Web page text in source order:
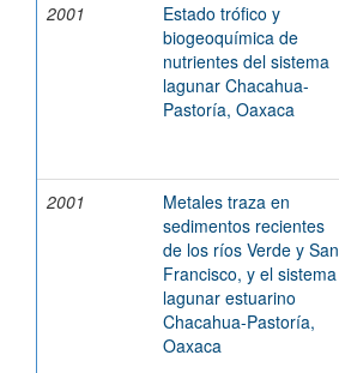
2001
Estado trófico y
biogeoquímica de
nutrientes del sistema
lagunar Chacahua-
Pastoría, Oaxaca
2001
Metales traza en
sedimentos recientes
de los ríos Verde y San
Francisco, y el sistema
lagunar estuarino
Chacahua-Pastoría,
Oaxaca